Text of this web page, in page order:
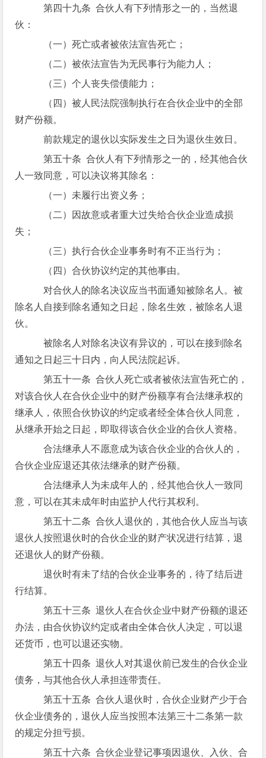
第四十九条 合伙人有下列情形之一的，当然退
伙：
（一）死亡或者被依法宣告死亡；
（二）被依法宣告为无民事行为能力人；
（三）个人丧失偿债能力；
（四）被人民法院强制执行在合伙企业中的全部
财产份额。
前款规定的退伙以实际发生之日为退伙生效日。
第五十条 合伙人有下列情形之一的，经其他合伙
人一致同意，可以决议将其除名：
（一）未履行出资义务；
（二）因故意或者重大过失给合伙企业造成损
失；
（三）执行合伙企业事务时有不正当行为；
（四）合伙协议约定的其他事由。
对合伙人的除名决议应当书面通知被除名人。被
除名人自接到除名通知之日起，除名生效，被除名人退
伙。
被除名人对除名决议有异议的，可以在接到除名
通知之日起三十日内，向人民法院起诉。
第五十一条 合伙人死亡或者被依法宣告死亡的，
对该合伙人在合伙企业中的财产份额享有合法继承权的
继承人，依照合伙协议的约定或者经全体合伙人同意，
从继承开始之日起，即取得该合伙企业的合伙人资格。
合法继承人不愿意成为该合伙企业的合伙人的，
合伙企业应退还其依法继承的财产份额。
合法继承人为未成年人的，经其他合伙人一致同
意，可以在其未成年时由监护人代行其权利。
第五十二条 合伙人退伙的，其他合伙人应当与该
退伙人按照退伙时的合伙企业的财产状况进行结算，退
还退伙人的财产份额。
退伙时有未了结的合伙企业事务的，待了结后进
行结算。
第五十三条 退伙人在合伙企业中财产份额的退还
办法，由合伙协议约定或者由全体合伙人决定，可以退
还货币，也可以退还实物。
第五十四条 退伙人对其退伙前已发生的合伙企业
债务，与其他合伙人承担连带责任。
第五十五条 合伙人退伙时，合伙企业财产少于合
伙企业债务的，退伙人应当按照本法第三十二条第一款
的规定分担亏损。
第五十六条 合伙企业登记事项因退伙、入伙、合